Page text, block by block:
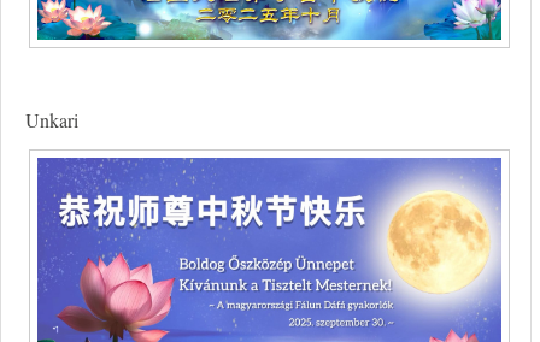
Unkari